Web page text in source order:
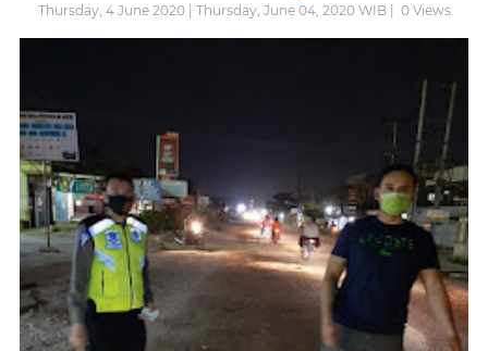
Thursday, 4 June 2020 | Thursday, June 04, 2020 WIB | 0Views